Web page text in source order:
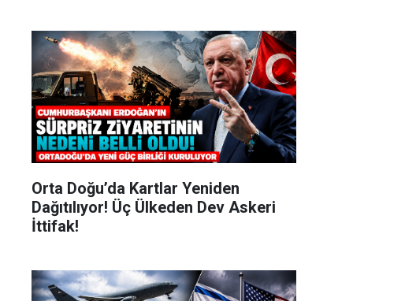
Orta Doğu’da Kartlar Yeniden
Dağıtılıyor! Üç Ülkeden Dev Askeri
İttifak!